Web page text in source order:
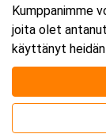
Kumppanimme
joita olet
käyttänyt heidän